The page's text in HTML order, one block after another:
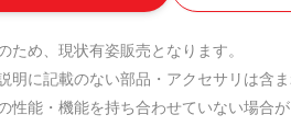
ため、現状有姿販売となります。
明に記載のない部品・アクセサリは含ま
性能・機能を持ち合わせていない場合